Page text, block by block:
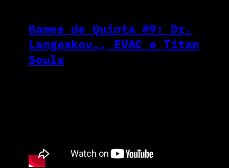
Games de Quinta #9: Dr.
Langeskov…, EVAC e Titan
Souls